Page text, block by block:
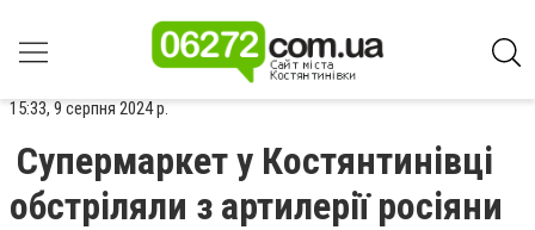
15:33, 9 серпня 2024 р.
Супермаркет у Костянтинівці
обстріляли з артилерії росіяни